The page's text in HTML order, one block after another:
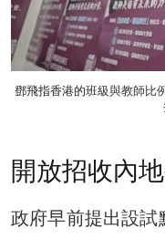
鄧飛指香港的班級與教師比
開放招收內
政府早前提出設試